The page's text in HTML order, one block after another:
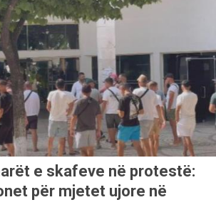
e skafeve në protestë:
për mjetet ujore në